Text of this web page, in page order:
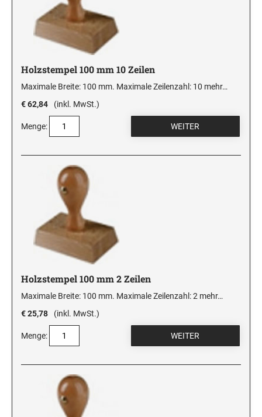
Holzstempel 100 mm 10 Zeilen
Maximale Breite: 100 mm. Maximale Zeilenzahl: 10 mehr…
€ 62,84
(inkl. MwSt.)
Menge:
Holzstempel 100 mm 2 Zeilen
Maximale Breite: 100 mm. Maximale Zeilenzahl: 2 mehr…
€ 25,78
(inkl. MwSt.)
Menge: